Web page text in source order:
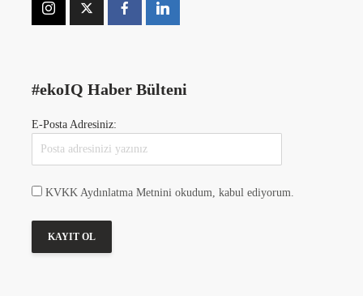
#ekoIQ Haber Bülteni
E-Posta Adresiniz:
KVKK Aydınlatma Metnini okudum, kabul ediyorum.